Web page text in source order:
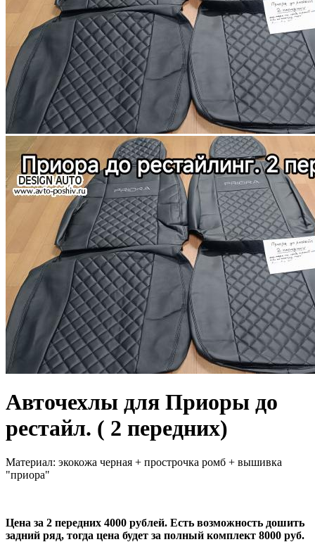
Авточехлы для Приоры до
рестайл. ( 2 передних)
Материал: экокожа черная + прострочка ромб + вышивка
"приора"
Цена за 2 передних 4000 рублей. Есть возможность дошить
задний ряд, тогда цена будет за полный комплект 8000 руб.